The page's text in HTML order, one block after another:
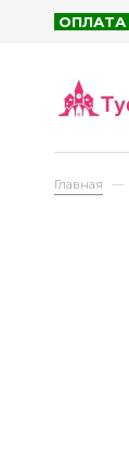
ОПЛАТА
Главная